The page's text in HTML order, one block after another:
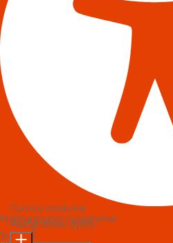
Prieinamumo nustatymai
Sukurta
Turinio moduliai
Piktogramos dydis